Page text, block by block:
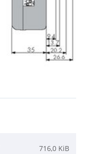
716,0 KiB